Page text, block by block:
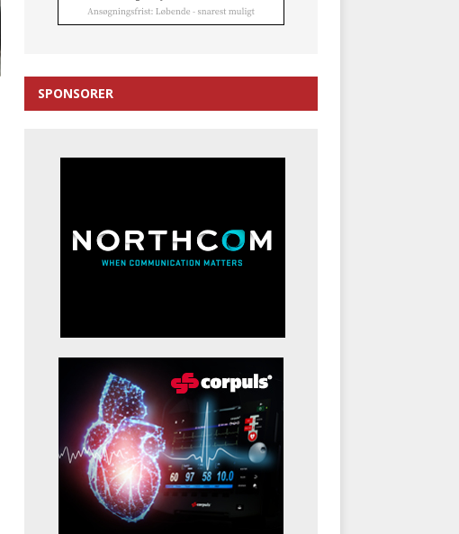
SPONSORER